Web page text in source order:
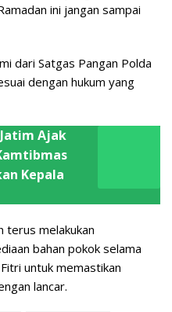
ini jangan sampai
dari Satgas Pangan Polda
dengan hukum yang
Ajak
Kepala
terus melakukan
bahan pokok selama
untuk memastikan
lancar.